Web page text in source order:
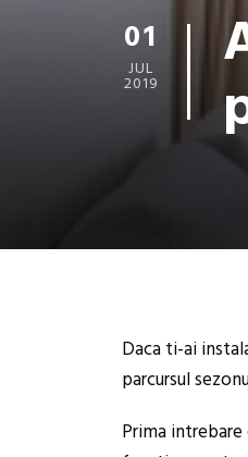
01
JUL
2019
Daca ti-ai
parcursul
Prima